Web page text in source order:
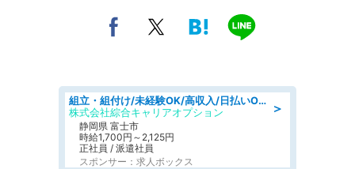
＞
組立・組付け/未経験OK/高収入/日払いOK/交替制/20・30・40代活躍中
株式会社綜合キャリアオプション
静岡県 富士市
時給1,700円～2,125円
正社員 / 派遣社員
スポンサー：求人ボックス